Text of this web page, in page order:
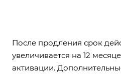
После продления срок
увеличивается на 12
активации.